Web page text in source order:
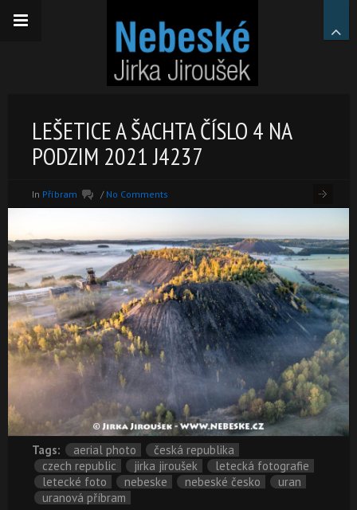
LEŠETICE A ŠACHTA ČÍSLO 4 NA
PODZIM 2021 J4237
In Příbram / No Comments
Tags: aerial photo
česká republika
czech republic
jirka jiroušek
letecká fotografie
letecké foto
nebeske nebeské česko
uran
uranová příbram